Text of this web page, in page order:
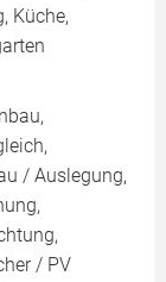
Küche,
/ Auslegung,
/ PV